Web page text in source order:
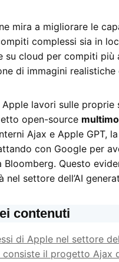
mira a migliorare le
complessi sia in
su cloud per compiti
di immagini
lavori sulle proprie
open-source
Ajax e Apple GPT,
con Google per
Bloomberg. Questo
nel settore dell’AI
contenuti
di Apple nel settore
consiste il progetto Ajax